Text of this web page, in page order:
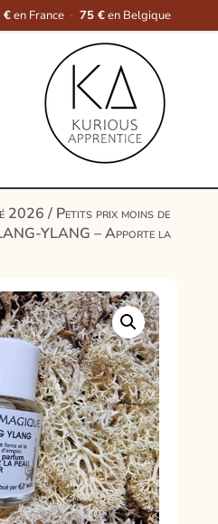
€en France · 75 €en Belgique
2026/ Petits prix moins de
YLANG – Apporte la